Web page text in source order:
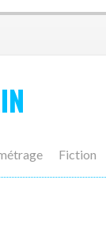
Fiction